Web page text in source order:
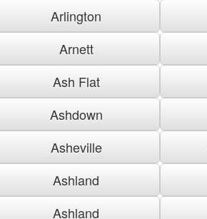
Arlington
Arnett
Ash Flat
Ashdown
Asheville
Ashland
Ashland